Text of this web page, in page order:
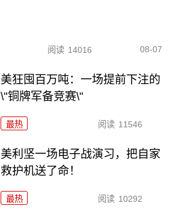
阅读 14016 08-07
美狂囤百万吨：一场提前下注的
\"铜牌军备竞赛\"
最热 阅读 11546
美利坚一场电子战演习，把自家
救护机送了命！
最热 阅读 10292